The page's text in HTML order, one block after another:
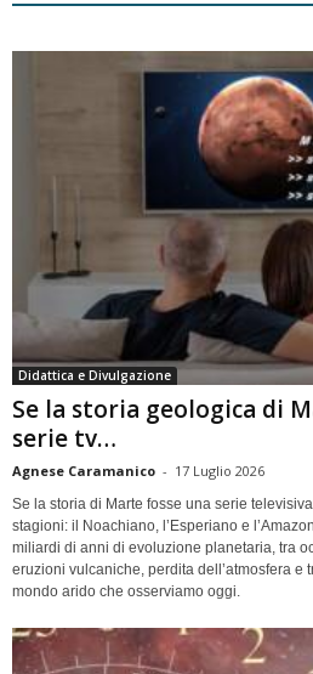
Didattica e Divulgazione
Se la storia geologica di
serie tv…
Agnese Caramanico - 17 Luglio 2026
Se la storia di Marte fosse una serie
stagioni: il Noachiano, l’Esperiano e
miliardi di anni di evoluzione planetaria, tra
eruzioni vulcaniche, perdita dell’atmosfera e
mondo arido che osserviamo oggi.